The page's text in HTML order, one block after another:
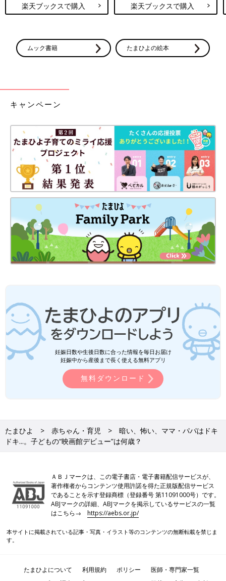
楽天ブックスで購入 楽天ブックスで購入
ムック書籍 たまひよの絵本
キャンペーン
妊娠日数や生後日数に合った情報を毎日お届け
妊娠中から産後まで長く使える無料アプリ
無料ダウンロード
たまひよ 赤ちゃん・育児
暗い、怖い、ママ・パパはドキ
ドキ...。子どもの“映画館デビュー”は何歳？
ＡＢＪマークは、この電子書店・電子書籍配信サービスが、
著作権者からコンテンツ使用許諾を得た正規版配信サービス
であることを示す登録商標（登録番号 第11091000号）です。
ABJマークの詳細、ABJマークを掲示しているサービスの一覧
はこちら→https://aebs.or.jp/
本サイトに掲載されている記事・写真・イラスト等のコンテンツの無断転載を禁じま
す。
たまひよについて 利用規約 ポリシー
医師・専門家一覧